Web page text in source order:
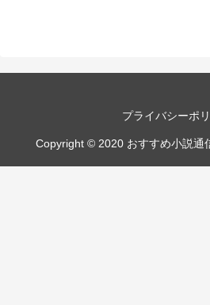
プライバシーポ
Copyright © 2020 おすすめ小説通